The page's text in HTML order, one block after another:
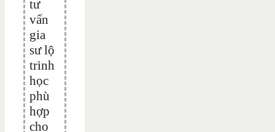
tư
vấn
gia
sư lộ
trình
học
phù
hợp
cho